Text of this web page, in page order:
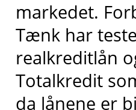
markedet.
Tænk har
realkreditlån
Totalkredit
da lånene er